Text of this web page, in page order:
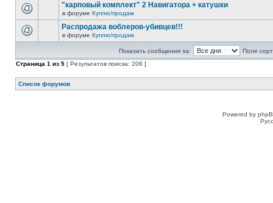
"карповый комплект" 2 Навигатора + катушки
в форуме Куплю/продам
Распродажа воблеров-убивцев!!!
в форуме Куплю/продам
Показать сообщения за:
Поле
Страница 1 из 5 [ Результатов поиска: 206 ]
Список форумов
Powered by